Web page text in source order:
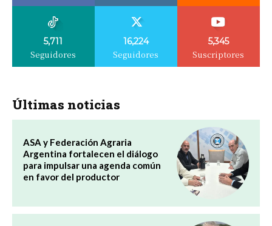
5,711
Seguidores
16,224
Seguidores
5,345
Suscriptores
Últimas noticias
ASA y Federación Agraria
Argentina fortalecen el diálogo
para impulsar una agenda común
en favor del productor